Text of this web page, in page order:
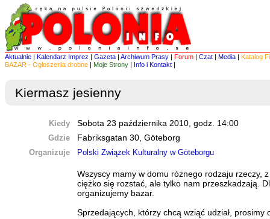
Aktualnie | Kalendarz Imprez | Gazeta | Archiwum Prasy | Forum | Czat | Media | Katalog
BAZAR - Ogłoszenia drobne | Moje Strony | Info i Kontakt |
Kiermasz jesienny
Kiedy
Sobota 23 października 2010, godz. 14:00
Gdzie
Fabriksgatan 30, Göteborg
Organizuje
Polski Związek Kulturalny w Göteborgu
Wszyscy mamy w domu różnego rodzaju rzeczy,
ciężko się rozstać, ale tylko nam przeszkadzają.
organizujemy bazar.
Sprzedających, którzy chcą wziąć udział, prosimy